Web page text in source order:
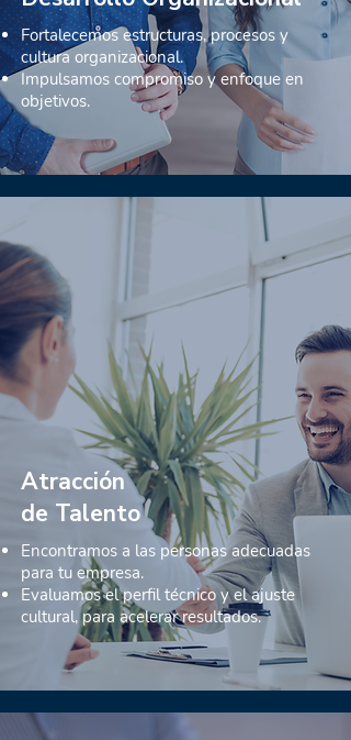
Fortalecemos estructuras, procesos y
cultura organizacional.
Impulsamos compromiso y enfoque en
objetivos.
Atracción
de Talento
Encontramos a las personas adecuadas
para tu empresa.
Evaluamos el perfil técnico y el ajuste
cultural, para acelerar resultados.